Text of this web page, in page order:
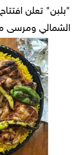
الشمالي ومرسى